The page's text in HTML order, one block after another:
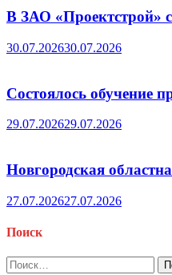
В ЗАО «Проектстрой»
30.07.202630.07.2026
Состоялось обучение
29.07.202629.07.2026
Новгородская
27.07.202627.07.2026
Поиск
Найти: